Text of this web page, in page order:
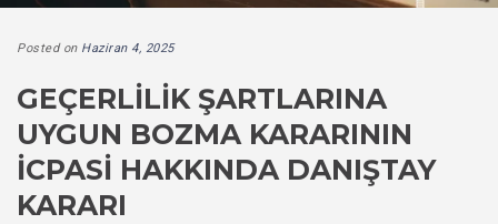
Posted on Haziran 4, 2025
GEÇERLILIK ŞARTLARINA
UYGUN BOZMA KARARININ
İCPASI HAKKINDA DANIŞTAY
KARARI